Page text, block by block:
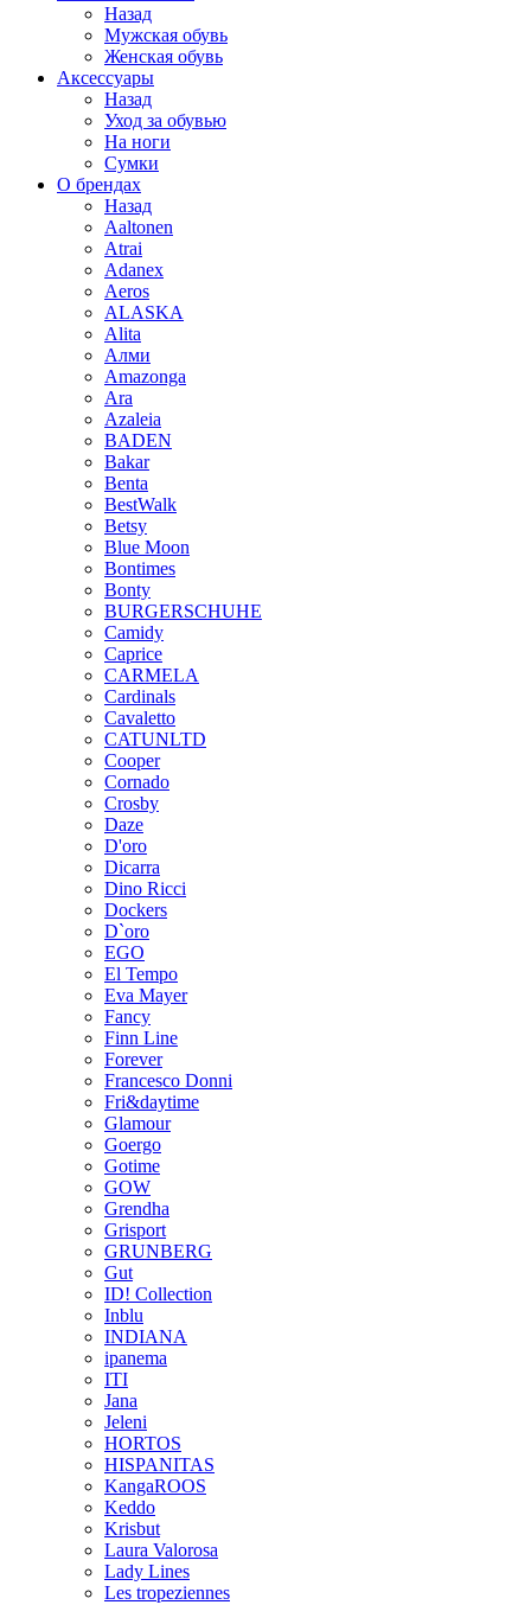
Назад
Мужская обувь
Женская обувь
Аксессуары
Назад
Уход за обувью
На ноги
Сумки
О брендах
Назад
Aaltonen
Atrai
Adanex
Aeros
ALASKA
Alita
Алми
Amazonga
Ara
Azaleia
BADEN
Bakar
Benta
BestWalk
Betsy
Blue Moon
Bontimes
Bonty
BURGERSCHUHE
Camidy
Caprice
CARMELA
Cardinals
Cavaletto
CATUNLTD
Cooper
Cornado
Crosby
Daze
D'oro
Dicarra
Dino Ricci
Dockers
D`oro
EGO
El Tempo
Eva Mayer
Fancy
Finn Line
Forever
Francesco Donni
Fri&daytime
Glamour
Goergo
Gotime
GOW
Grendha
Grisport
GRUNBERG
Gut
ID! Collection
Inblu
INDIANA
ipanema
ITI
Jana
Jeleni
HORTOS
HISPANITAS
KangaROOS
Keddo
Krisbut
Laura Valorosa
Lady Lines
Les tropeziennes